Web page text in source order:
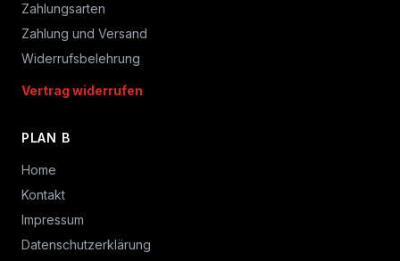
Zahlungsarten
Zahlung und Versand
Widerrufsbelehrung
Vertrag widerrufen
PLAN B
Home
Kontakt
Impressum
Datenschutzerklärung